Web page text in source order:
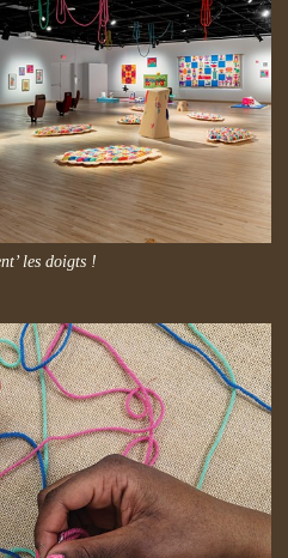
les doigts !